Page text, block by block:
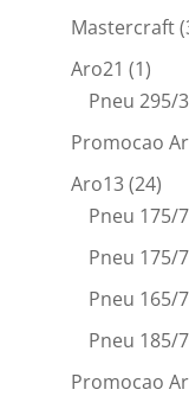
Mastercraft
Aro21 (1)
Pneu 295/
Promocao
Aro13(24)
Pneu 175/
Pneu 175/
Pneu 165/
Pneu 185/
Promocao